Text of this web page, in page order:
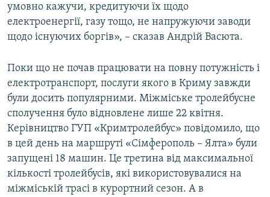
умовно кажучи, кредитуючи їх щодо
електроенергії, газу тощо, не напружуючи заводи
щодо існуючих боргів», – сказав Андрій Васюта.
Поки що не почав працювати на повну потужність і
електротранспорт, послуги якого в Криму завжди
були досить популярними. Міжміське тролейбусне
сполучення було відновлене лише 22 квітня.
Керівництво ГУП «Кримтролейбус» повідомило, що
в цей день на маршруті «Сімферополь – Ялта» були
запущені 18 машин. Це третина від максимальної
кількості тролейбусів, які використовувалися на
міжміській трасі в курортний сезон. А в